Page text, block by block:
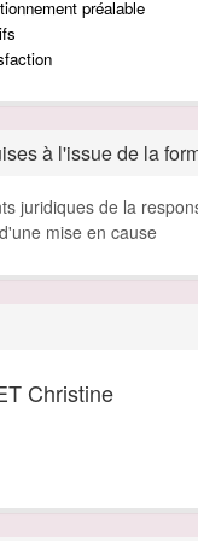
préalable
à l'issue de la
juridiques de la
mise en cause
Christine